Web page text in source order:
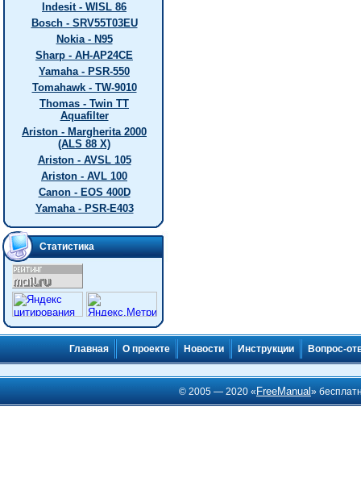
Indesit - WISL 86
Bosch - SRV55T03EU
Nokia - N95
Sharp - AH-AP24CE
Yamaha - PSR-550
Tomahawk - TW-9010
Thomas - Twin TT
Aquafilter
Ariston - Margherita 2000
(ALS 88 X)
Ariston - AVSL 105
Ariston - AVL 100
Canon - EOS 400D
Yamaha - PSR-E403
Статистика
Главная О проекте Новости Инструкции Вопрос-
© 2005 — 2020 « FreeManual»